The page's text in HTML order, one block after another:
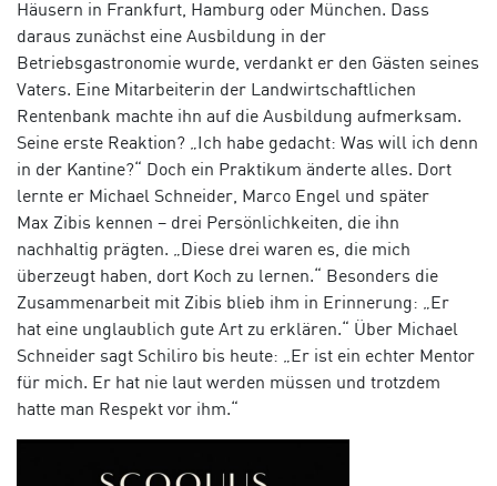
Häusern in Frankfurt, Hamburg oder München. Dass
daraus zunächst eine Ausbildung in der
Betriebsgastronomie wurde, verdankt er den Gästen seines
Vaters. Eine Mitarbeiterin der Landwirtschaftlichen
Rentenbank machte ihn auf die Ausbildung aufmerksam.
Seine erste Reaktion? „Ich habe gedacht: Was will ich denn
in der Kantine?“ Doch ein Praktikum änderte alles. Dort
lernte er Michael Schneider, Marco Engel und später
Max Zibis kennen – drei Persönlichkeiten, die ihn
nachhaltig prägten. „Diese drei waren es, die mich
überzeugt haben, dort Koch zu lernen.“ Besonders die
Zusammenarbeit mit Zibis blieb ihm in Erinnerung: „Er
hat eine unglaublich gute Art zu erklären.“ Über Michael
Schneider sagt Schiliro bis heute: „Er ist ein echter Mentor
für mich. Er hat nie laut werden müssen und trotzdem
hatte man Respekt vor ihm.“